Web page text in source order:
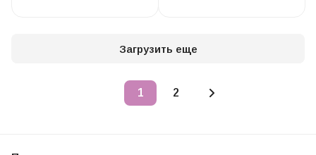
Загрузить еще
1 2